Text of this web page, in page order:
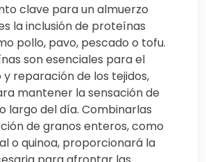
clave para un almuerzo
la inclusión de proteínas
pollo, pavo, pescado o tofu.
son esenciales para el
reparación de los tejidos,
mantener la sensación de
largo del día. Combinarlas
de granos enteros, como
o quinoa, proporcionará la